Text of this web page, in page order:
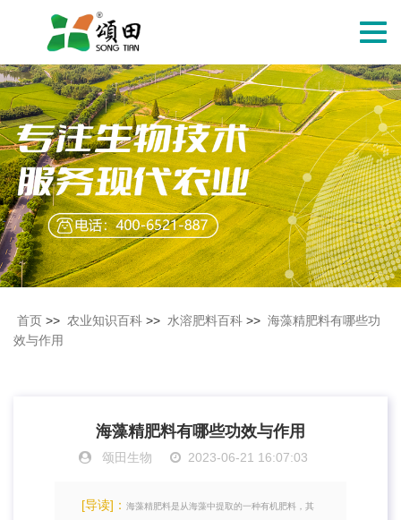
切
导
航
首页 >> 农业知识百科 >> 水溶肥料百科 >> 海藻精肥料有哪些功
效与作用
海藻精肥料有哪些功效与作用
颂田生物 2023-06-21 16:07:03
[导读]： 海藻精肥料是从海藻中提取的一种有机肥料，其